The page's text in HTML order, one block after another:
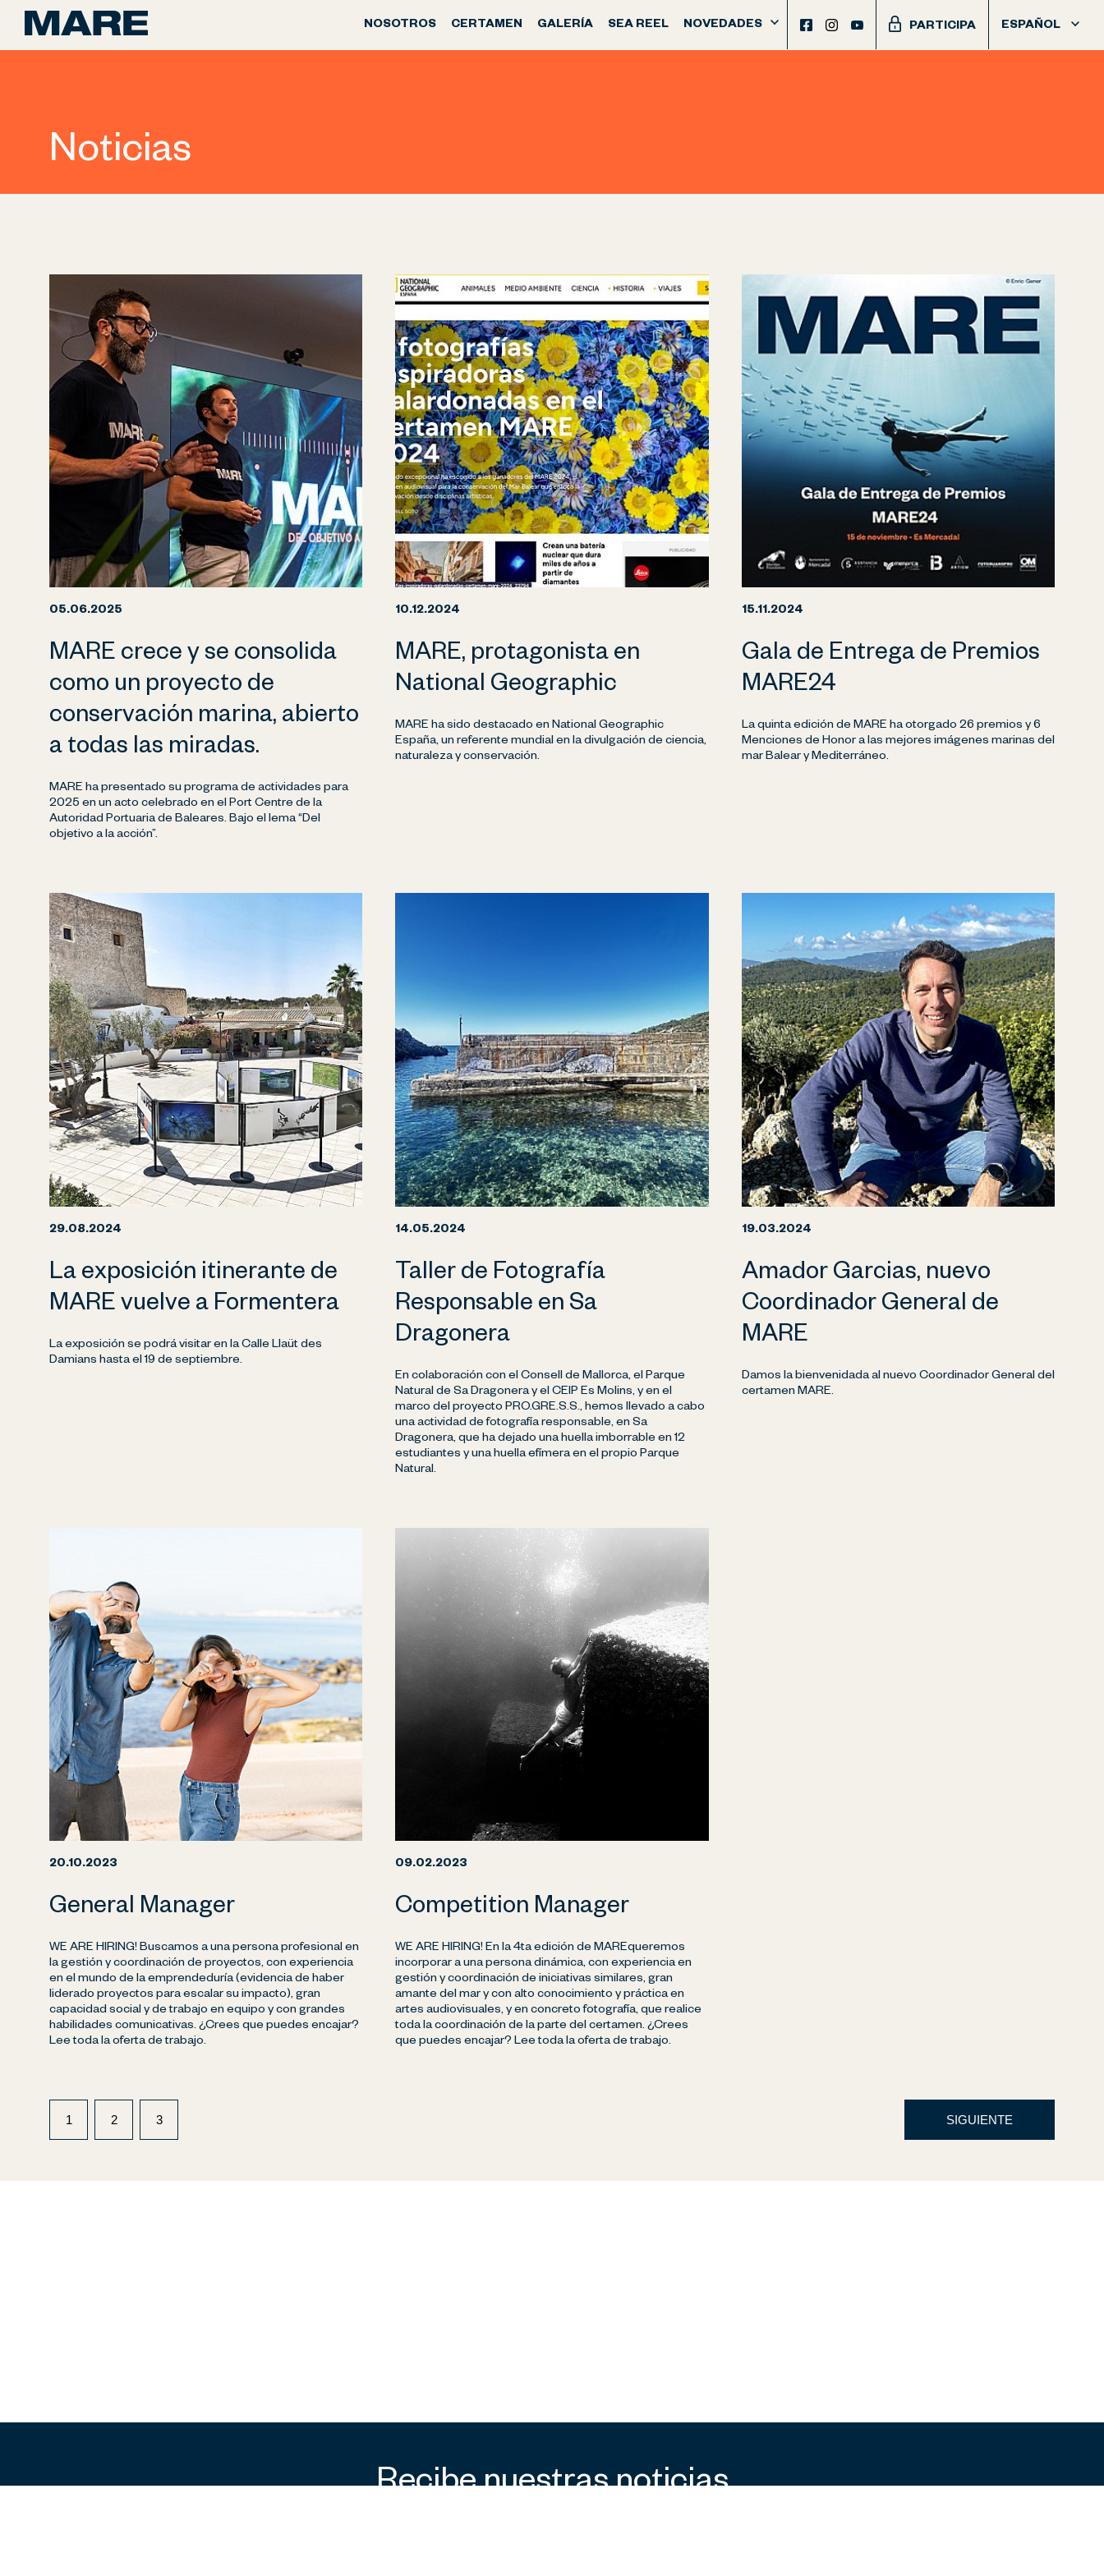
NOSOTROS CERTAMEN GALERÍA SEA REEL NOVEDADES PARTICIPA ESPAÑOL
Noticias
05.06.2025
MARE crece y se consolida
como un proyecto de
conservación marina, abierto
a todas las miradas.
MARE ha presentado su programa de actividades para
2025 en un acto celebrado en el Port Centre de la
Autoridad Portuaria de Baleares. Bajo el lema “Del
objetivo a la acción”.
10.12.2024
MARE, protagonista en
National Geographic
MARE ha sido destacado en National Geographic
España, un referente mundial en la divulgación de ciencia,
naturaleza y conservación.
15.11.2024
Gala de Entrega de Premios
MARE24
La quinta edición de MARE ha otorgado 26 premios y 6
Menciones de Honor a las mejores imágenes marinas del
mar Balear y Mediterráneo.
29.08.2024
La exposición itinerante de
MARE vuelve a Formentera
La exposición se podrá visitar en la Calle Llaüt des
Damians hasta el 19 de septiembre.
14.05.2024
Taller de Fotografía
Responsable en Sa
Dragonera
En colaboración con el Consell de Mallorca, el Parque
Natural de Sa Dragonera y el CEIP Es Molins, y en el
marco del proyecto PRO.GRE.S.S., hemos llevado a cabo
una actividad de fotografía responsable, en Sa
Dragonera, que ha dejado una huella imborrable en 12
estudiantes y una huella efímera en el propio Parque
Natural.
19.03.2024
Amador Garcias, nuevo
Coordinador General de
MARE
Damos la bienvenidada al nuevo Coordinador General del
certamen MARE.
20.10.2023
General Manager
WE ARE HIRING! Buscamos a una persona profesional en
la gestión y coordinación de proyectos, con experiencia
en el mundo de la emprendeduría (evidencia de haber
liderado proyectos para escalar su impacto), gran
capacidad social y de trabajo en equipo y con grandes
habilidades comunicativas. ¿Crees que puedes encajar?
Lee toda la oferta de trabajo.
09.02.2023
Competition Manager
WE ARE HIRING! En la 4ta edición de MAREqueremos
incorporar a una persona dinámica, con experiencia en
gestión y coordinación de iniciativas similares, gran
amante del mar y con alto conocimiento y práctica en
artes audiovisuales, y en concreto fotografía, que realice
toda la coordinación de la parte del certamen. ¿Crees
que puedes encajar? Lee toda la oferta de trabajo.
1 2 3 SIGUIENTE
Recibe nuestras noticias